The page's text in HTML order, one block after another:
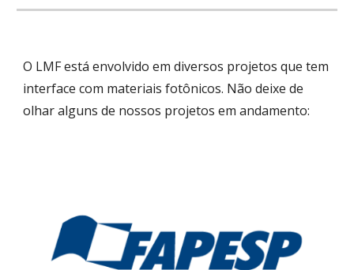
O LMF está envolvido em diversos projetos que tem
interface com materiais fotônicos. Não deixe de
olhar alguns de nossos projetos em andamento: